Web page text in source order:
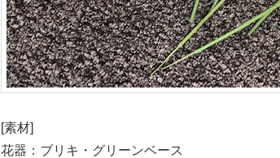
[素材]
花器：ブリキ・グリーンベース